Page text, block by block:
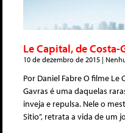
Le Capital, de Costa-
10 de dezembro de 2015
Por Daniel Fabre O filme
Gavras é uma daquelas
inveja e repulsa. Nele o
Sitio”, retrata a vida de um